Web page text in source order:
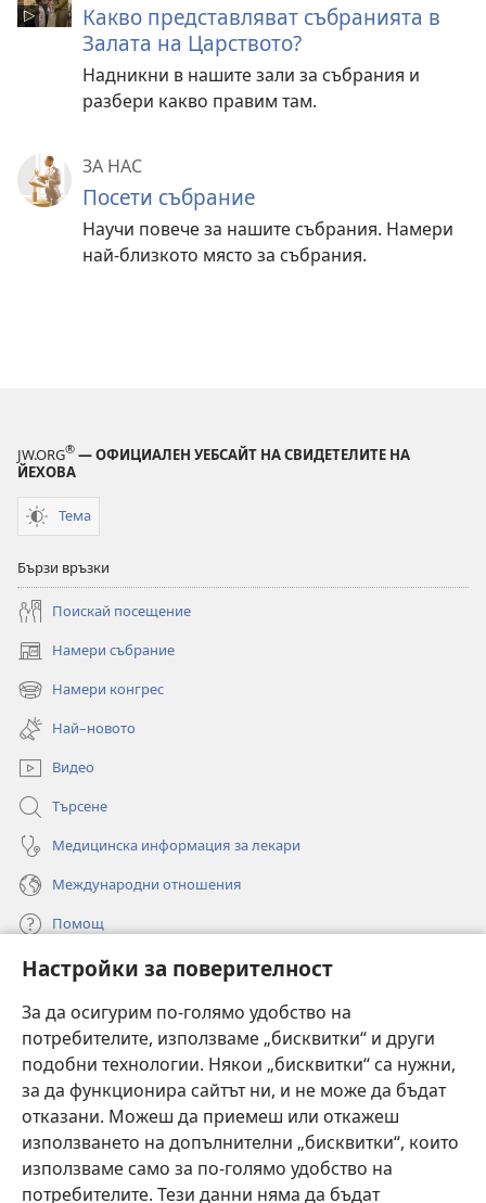
Настройки за поверителност
За да осигурим по-голямо удобство на
потребителите, използваме „бисквитки“ и други
подобни технологии. Някои „бисквитки“ са нужни,
за да функционира сайтът ни, и не може да бъдат
отказани. Можеш да приемеш или откажеш
използването на допълнителни „бисквитки“, които
използваме само за по-голямо удобство на
потребителите. Тези данни няма да бъдат
Какво представляват събранията в
Залата на Царството?
Надникни в нашите зали за събрания и
разбери какво правим там.
ЗА НАС
Посети събрание
Научи повече за нашите събрания. Намери
най-близкото място за събрания.
JW.ORG® — ОФИЦИАЛЕН УЕБСАЙТ НА СВИДЕТЕЛИТЕ НА
ЙЕХОВА
Тема
Бързи връзки
Поискай посещение
Намери събрание
(отваря
нов
прозорец)
Намери конгрес
(отваря
нов
прозорец)
Най–новото
Видео
Търсене
Медицинска информация за лекари
Международни отношения
Помощ
Дарения
нов
прозорец)ОНЛАЙН БИБЛИОТЕКА „Стражева кула“
(отваря
нов
прозорец)
JW Hub
(отваря
нов
прозорец)JW Library
Watchtower Library ®